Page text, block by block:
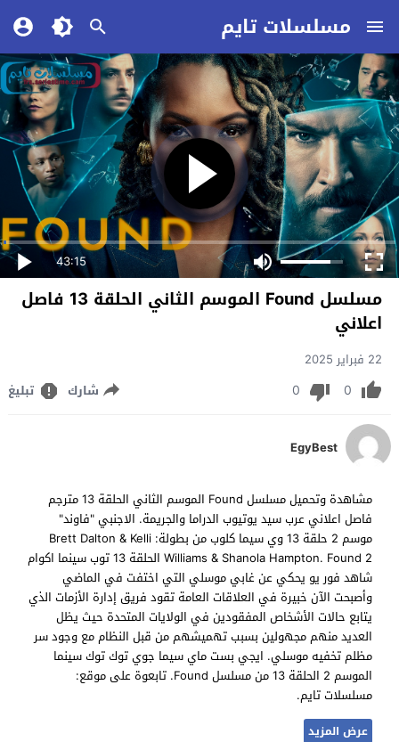
مسلسلات تايم
43:15
مسلسل Found الموسم الثاني الحلقة 13 فاصل
اعلاني
22 فبراير 2025
0
0 شارك تبليغ
EgyBest
مشاهدة وتحميل مسلسل Found الموسم الثاني الحلقة 13 مترجم
فاصل اعلاني عرب سيد يوتيوب الدراما والجريمة. الاجنبي "فاوند"
موسم 2 حلقة 13 وي سيما كلوب من بطولة: Brett Dalton & Kelli
Williams & Shanola Hampton. Found 2 الحلقة 13 توب سينما اكوام
شاهد فور يو يحكي عن غابي موسلي التي اختفت في الماضي
وأصبحت الآن خبيرة في العلاقات العامة تقود فريق إدارة الأزمات الذي
يتابع حالات الأشخاص المفقودين في الولايات المتحدة حيث يظل
العديد منهم مجهولين بسبب تهميشهم من قبل النظام مع وجود سر
مظلم تخفيه موسلي. ايجي بست ماي سيما جوي توك توك سينما
الموسم 2 الحلقة 13 من مسلسل Found. تابعوة على موقع:
مسلسلات تايم.
عرض المزيد